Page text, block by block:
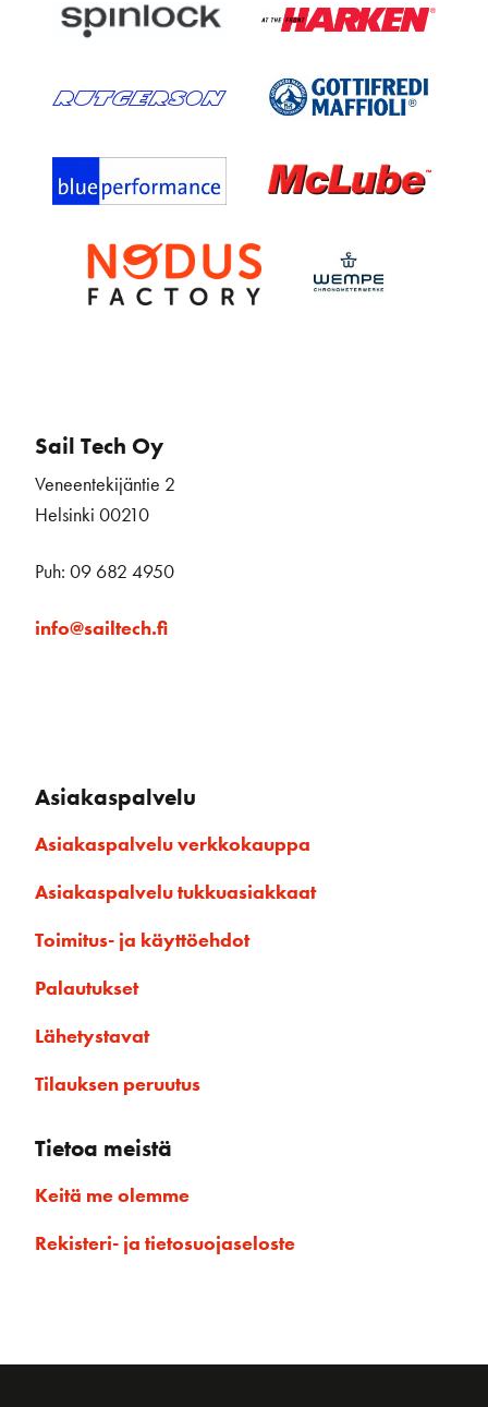
Sail Tech Oy
Veneentekijäntie 2
Helsinki 00210
Puh: 09 682 4950
info@sailtech.fi
Asiakaspalvelu
Asiakaspalvelu verkkokauppa
Asiakaspalvelu tukkuasiakkaat
Toimitus- ja käyttöehdot
Palautukset
Lähetystavat
Tilauksen peruutus
Tietoa meistä
Keitä me olemme
Rekisteri- ja tietosuojaseloste